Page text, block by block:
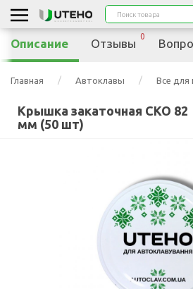
Главная Автоклавы Все для
Крышка закаточная СКО 82
мм (50 шт)
Описание Отзывы
0